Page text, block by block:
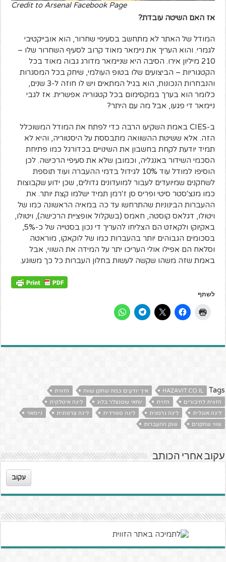
Credit to Arsenal Facebook Page
אז האם השיטה עובדת?
המודל של האתר לא מתחשב בסעיפי שחרור, הוא אובייקטיבי
לגמרי. והוא העריך את ניימאר מאוד קרוב לסעיף השחרור שלו –
210 מיליון אירו. הסיבה היא שניימאר מדורג גבוה מאוד בכל
הקטגוריות – הביצועים שלו בטופ העולמי, שיחק בכל המסגרות
והנבחרות הנכונות, הוא בגיל המתאים ויש לו חוזה ל-3 שנים,
כלומר הוא בערך במקסימום בכל קטגוריה אפשרית. אז לגבי
ניימאר די פגעו, אבל מה עם היתר?
ב-CIES באמת השקיעו הרבה כדי לפתח את המודל המשוכלל
הזה. אלא ששיטת ההשוואה מתבססת על היסטוריה, והיא לא
תמיד יודעת לקחת בחשבון את השינויים בכדורגל כמו פתיחת
הסכמי השידור באנגליה, וכמובן שלא את סעיפי הרכישה. לכן
הוסיפו למודל עוד 10% לגידול בדמי ההעברה ועוד תוספת
לשחקנים שמיועדים לעבור למועדונים גדולים, שכן ידוע שקבוצות
כמו מנצ'סטר סיטי ופריס סן ז'רמן תמיד ישלמו קצת יותר. את
ההעברות הבינוניות שהתרחשו עד כה במאיה הראשונה כמו של
ויטולו, דגלאס קוסטה, חאמס (בשקלול אופציית הרכישה), ויטולו,
באקיוקו ולקאזט הם הצליחו להעריך די נכון בסטייה של כ-5%,
בסכומים הגבוהים יותר בהעברות כמו של לוקאקו, מוראטה
וסלאח הם אפילו אולי העריכו יתר על המידה את השווי, אבל
באמת שזה משהו שקשה לעשות בחלון העברות כל כך משוגע.
לשתף
Tags
HAZAVIT.CO.IL איך יודעים כמה שחקן שווה
הזווית
הזווית לחיבורים
הזוית יוחאי שטנצלר בלוג
ליגה איטלקית
ליגה אנגלית
ליגה גרמנית ליגה ספרדית ליגה צרפתית
ניימאר
שווי שחקנים
שוק ההעברות
עקוב אחרי הכותב
עקוב